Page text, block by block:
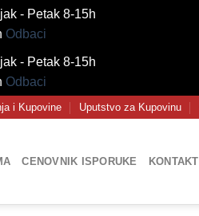
- Petak 8-15h
Odbaci
- Petak 8-15h
Odbaci
i Kupovine Uputstvo za Kupovinu
CENOVNIK ISPORUKE KONTAKT